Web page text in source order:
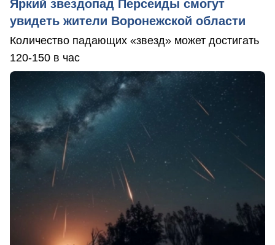
Яркий звездопад Персеиды смогут
увидеть жители Воронежской области
Количество падающих «звезд» может достигать
120-150 в час